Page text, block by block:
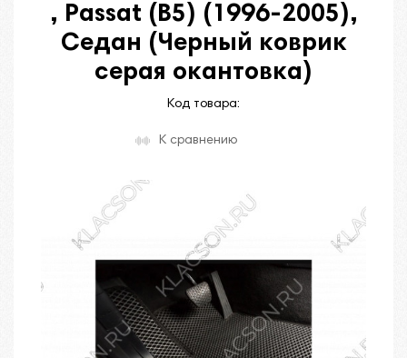
, Passat (B5) (1996-2005),
Седан (Черный коврик
серая окантовка)
Код товара:
К сравнению